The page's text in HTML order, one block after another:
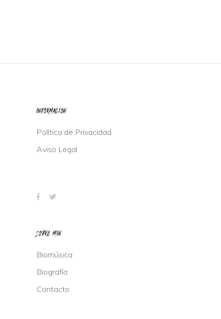
INFORMACIÓN
Política de Privacidad
Aviso Legal
SOBRE MIN
Biomúsica
Biografía
Contacto